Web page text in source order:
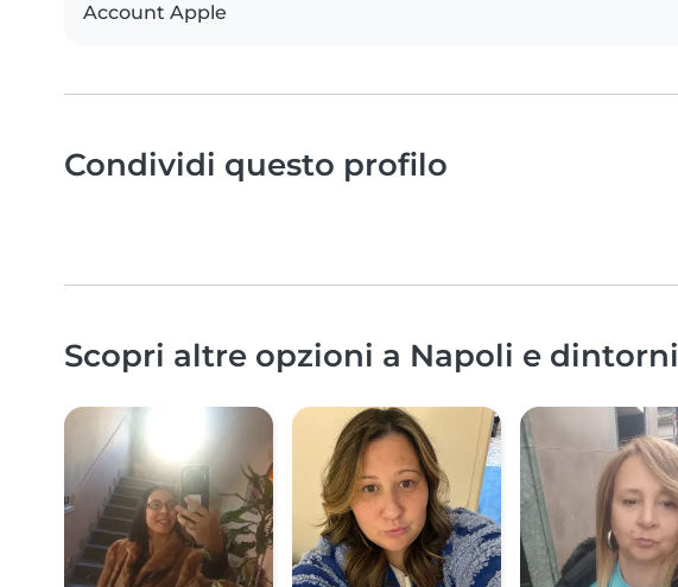
Account Apple
Condividi questo profilo
Scopri altre opzioni a Napoli e dintorni